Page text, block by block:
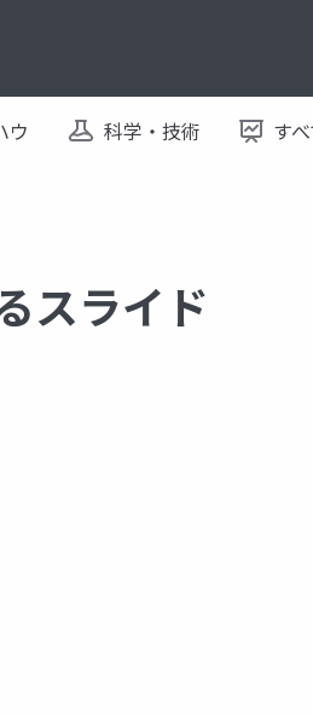
ウ 科学・技術 す
スライド